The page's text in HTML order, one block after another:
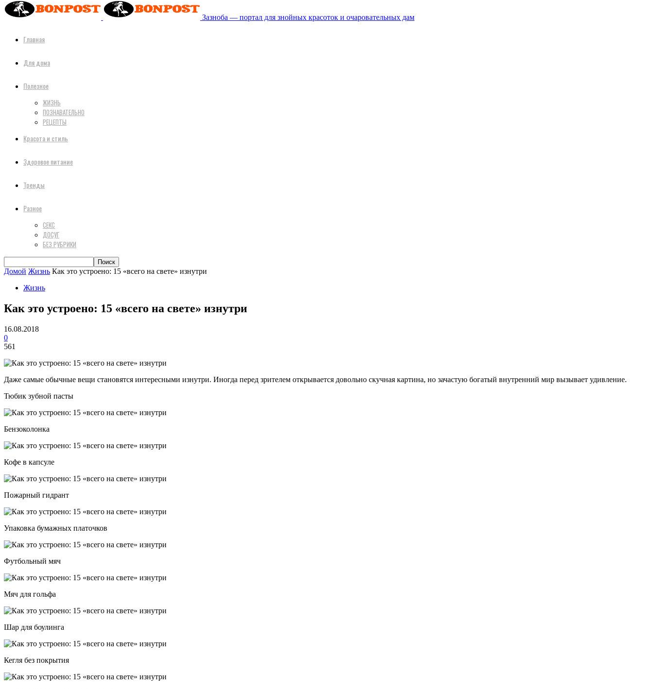
Зазноба — портал для знойных красоток и очаровательных дам
Главная
Для дома
Полезное
ЖИЗНЬ
ПОЗНАВАТЕЛЬНО
РЕЦЕПТЫ
Красота и стиль
Здоровое питание
Тренды
Разное
СЕКС
ДОСУГ
БЕЗ РУБРИКИ
Домой Жизнь Как это устроено: 15 «всего на свете» изнутри
Жизнь
Как это устроено: 15 «всего на свете» изнутри
16.08.2018
0
561
Даже самые обычные вещи становятся интересными изнутри. Иногда перед зрителем открывается довольно скучная картина, но зачастую богатый внутренний мир вызывает удивление.
Тюбик зубной пасты
Бензоколонка
Кофе в капсуле
Пожарный гидрант
Упаковка бумажных платочков
Футбольный мяч
Мяч для гольфа
Шар для боулинга
Кегля без покрытия